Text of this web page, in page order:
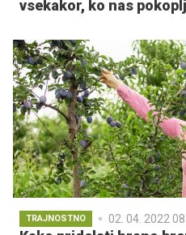
vsekakor, ko nas
TRAJNOSTNO 02. 04. 2022